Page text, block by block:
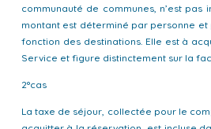
communauté de communes, n’est pas
montant est déterminé par personne
fonction des destinations. Elle est à
Service et figure distinctement sur la
2°cas
La taxe de séjour, collectée pour le